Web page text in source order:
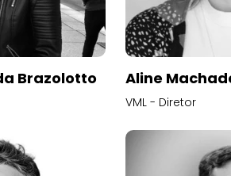
Brazolotto Aline
VML - Diretor